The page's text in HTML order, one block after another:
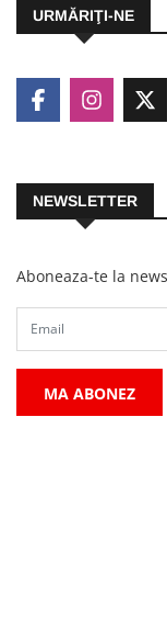
URMĂRIŢI-NE
NEWSLETTER
Aboneaza-te la
MA ABONEZ